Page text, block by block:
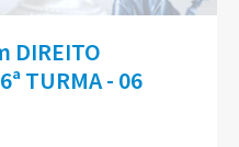
DIREITO
TURMA - 06